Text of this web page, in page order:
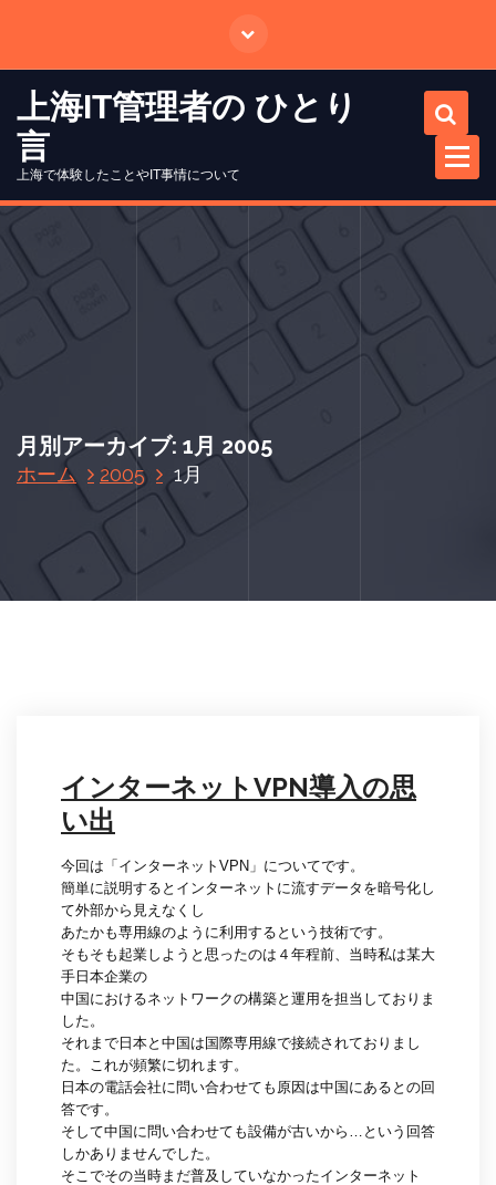
テ
キ
ッ
上海IT管理者の ひとり
言
上海で体験したことやIT事情について
月別アーカイブ: 1月 2005
ホーム 2005 1月
インターネットVPN導入の思
い出
今回は「インターネットVPN」についてです。
簡単に説明するとインターネットに流すデータを暗号化し
て外部から見えなくし
あたかも専用線のように利用するという技術です。
そもそも起業しようと思ったのは４年程前、当時私は某大
手日本企業の
中国におけるネットワークの構築と運用を担当しておりま
した。
それまで日本と中国は国際専用線で接続されておりまし
た。これが頻繁に切れます。
日本の電話会社に問い合わせても原因は中国にあるとの回
答です。
そして中国に問い合わせても設備が古いから…という回答
しかありませんでした。
そこでその当時まだ普及していなかったインターネット